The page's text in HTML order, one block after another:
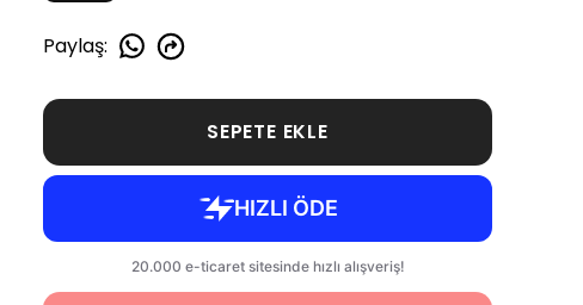
Paylaş:
SEPETE EKLE